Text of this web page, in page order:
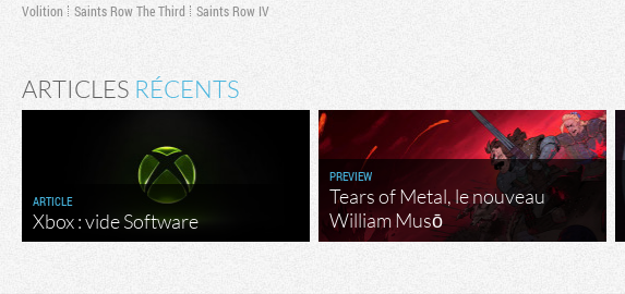
Volition Saints Row The Third Saints Row IV
ARTICLES RÉCENTS
ARTICLE
Xbox : vide Software
PREVIEW
Tears of Metal, le nouveau
William Musō